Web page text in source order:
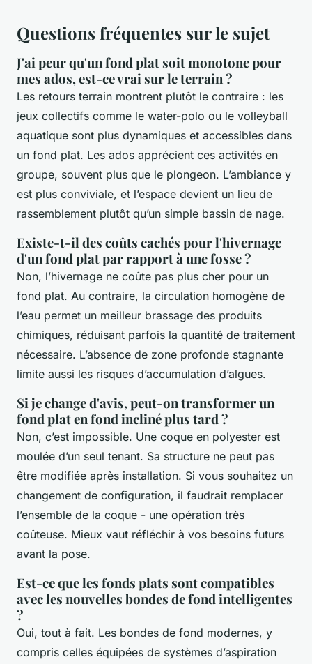
Questions fréquentes sur le sujet
J'ai peur qu'un fond plat soit monotone pour
mes ados, est-ce vrai sur le terrain ?
Les retours terrain montrent plutôt le contraire : les
jeux collectifs comme le water-polo ou le volleyball
aquatique sont plus dynamiques et accessibles dans
un fond plat. Les ados apprécient ces activités en
groupe, souvent plus que le plongeon. L’ambiance y
est plus conviviale, et l’espace devient un lieu de
rassemblement plutôt qu’un simple bassin de nage.
Existe-t-il des coûts cachés pour l'hivernage
d'un fond plat par rapport à une fosse ?
Non, l’hivernage ne coûte pas plus cher pour un
fond plat. Au contraire, la circulation homogène de
l’eau permet un meilleur brassage des produits
chimiques, réduisant parfois la quantité de traitement
nécessaire. L’absence de zone profonde stagnante
limite aussi les risques d’accumulation d’algues.
Si je change d'avis, peut-on transformer un
fond plat en fond incliné plus tard ?
Non, c’est impossible. Une coque en polyester est
moulée d’un seul tenant. Sa structure ne peut pas
être modifiée après installation. Si vous souhaitez un
changement de configuration, il faudrait remplacer
l’ensemble de la coque - une opération très
coûteuse. Mieux vaut réfléchir à vos besoins futurs
avant la pose.
Est-ce que les fonds plats sont compatibles
avec les nouvelles bondes de fond intelligentes
?
Oui, tout à fait. Les bondes de fond modernes, y
compris celles équipées de systèmes d’aspiration